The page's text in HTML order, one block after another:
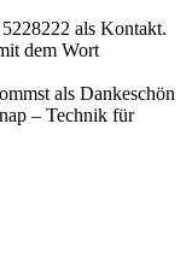
als Kontakt.
dem Wort
als Dankeschön
– Technik für